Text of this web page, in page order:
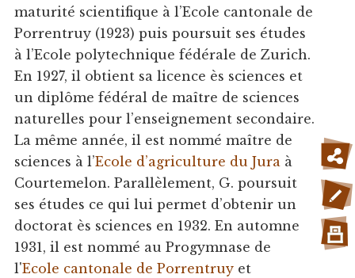
maturité scientifique à l’Ecole cantonale de
Porrentruy (1923) puis poursuit ses études
à l’Ecole polytechnique fédérale de Zurich.
En 1927, il obtient sa licence ès sciences et
un diplôme fédéral de maître de sciences
naturelles pour l’enseignement secondaire.
La même année, il est nommé maître de
sciences à l’Ecole d’agriculture du Juraà
Courtemelon. Parallèlement, G. poursuit
ses études ce qui lui permet d’obtenir un
doctorat ès sciences en 1932. En automne
1931, il est nommé au Progymnase de
l'Ecole cantonale de Porrentruyet